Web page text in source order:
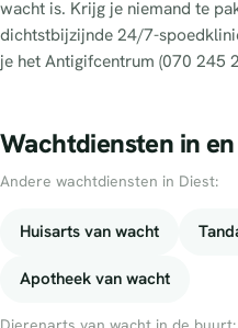
wacht is. Krijg je niemand te
dichtstbijzijnde 24/7-
je het Antigifcentrum (070 245
Wachtdiensten in
Andere wachtdiensten in Diest:
Huisarts van wacht
Apotheek van wacht